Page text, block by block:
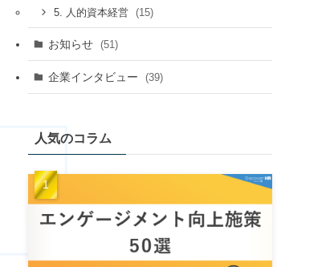
5. 人的資本経営 (15)
お知らせ (51)
企業インタビュー (39)
人気のコラム